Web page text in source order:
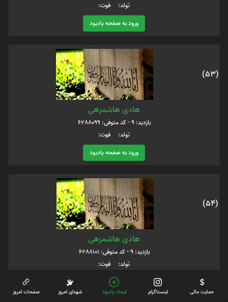
تولد: فوت:
ورود به صفحه یادبود
(53)
هادی هاشمزهی
بازدید: 9 - کد متوفی: 6288099
تولد: فوت:
ورود به صفحه یادبود
(54)
هادی هاشمزهی
بازدید: 9 - کد متوفی: 6288101
تولد: فوت:
ورود به صفحه یادبود
حمایت مالی اینستاگرام ایجاد یادبود شهدای امروز صفحات امروز